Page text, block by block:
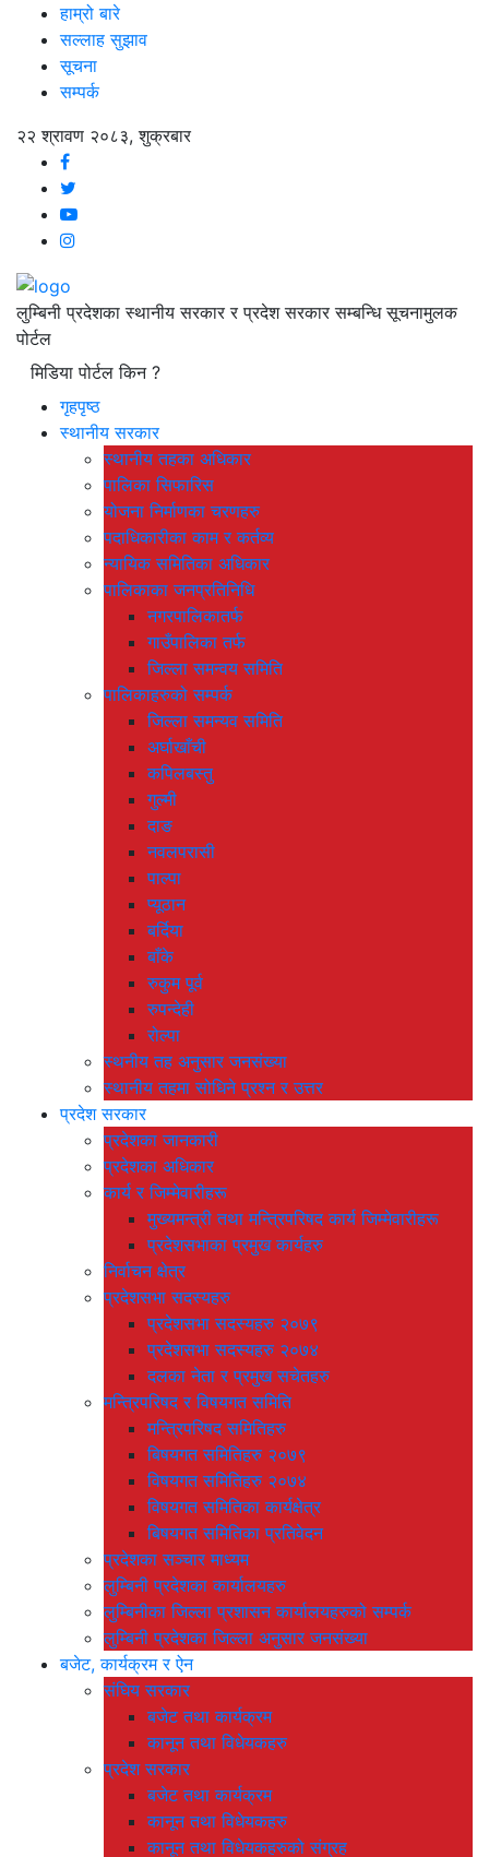
हाम्रो बारे
सल्लाह सुझाव
सूचना
सम्पर्क
२२ श्रावण २०८३, शुक्रबार
लुम्बिनी प्रदेशका स्थानीय सरकार र प्रदेश सरकार सम्बन्धि सूचनामुलक
पोर्टल
मिडिया पोर्टल किन ?
गृहपृष्ठ
स्थानीय सरकार
स्थानीय तहका अधिकार
पालिका सिफारिस
योजना निर्माणका चरणहरु
पदाधिकारीका काम र कर्तव्य
न्यायिक समितिका अधिकार
पालिकाका जनप्रतिनिधि
नगरपालिकातर्फ
गाउँपालिका तर्फ
जिल्ला समन्वय समिति
पालिकाहरुको सम्पर्क
जिल्ला समन्यव समिति
अर्घाखाँची
कपिलबस्तु
गुल्मी
दाङ
नवलपरासी
पाल्पा
प्यूठान
बर्दिया
बाँके
रुकुम पूर्व
रुपन्देही
रोल्पा
स्थनीय तह अनुसार जनसंख्या
स्थानीय तहमा सोधिने प्रश्न र उत्तर
प्रदेश सरकार
प्रदेशका जानकारी
प्रदेशका अधिकार
कार्य र जिम्मेवारीहरू
मुख्यमन्त्री तथा मन्त्रिपरिषद कार्य जिम्मेवारीहरू
प्रदेशसभाका प्रमुख कार्यहरु
निर्वाचन क्षेत्र
प्रदेशसभा सदस्यहरु
प्रदेशसभा सदस्यहरु २०७९
प्रदेशसभा सदस्यहरु २०७४
दलका नेता र प्रमुख सचेतहरु
मन्त्रिपरिषद र विषयगत समिति
मन्त्रिपरिषद समितिहरु
बिषयगत समितिहरु २०७९
विषयगत समितिहरु २०७४
विषयगत समितिका कार्यक्षेत्र
बिषयगत समितिका प्रतिवेदन
प्रदेशका सञ्चार माध्यम
लुम्बिनी प्रदेशका कार्यालयहरु
लुम्बिनीका जिल्ला प्रशासन कार्यालयहरुको सम्पर्क
लुम्बिनी प्रदेशका जिल्ला अनुसार जनसंख्या
बजेट, कार्यक्रम र ऐन
संघिय सरकार
बजेट तथा कार्यक्रम
कानून तथा विधेयकहरु
प्रदेश सरकार
बजेट तथा कार्यक्रम
कानून तथा विधेयकहरु
कानून तथा विधेयकहरुको संग्रह